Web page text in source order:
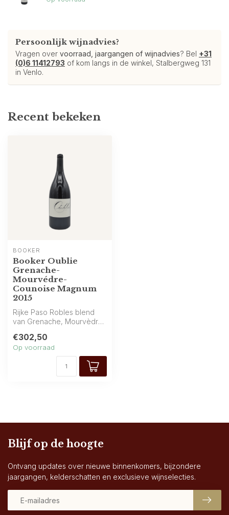
Persoonlijk wijnadvies?
Vragen over voorraad, jaargangen of wijnadvies? Bel +31
(0)6 11412793 of kom langs in de winkel, Stalbergweg 131
in Venlo.
Recent bekeken
BOOKER
Booker Oublie
Grenache-
Mourvédre-
Counoise Magnum
2015
Rijke Paso Robles blend
van Grenache, Mourvèdre
“Oublie Viney...
€302,50
Op voorraad
Blijf op de hoogte
Ontvang updates over nieuwe binnenkomers, bijzondere
jaargangen, kelderschatten en exclusieve wijnselecties.